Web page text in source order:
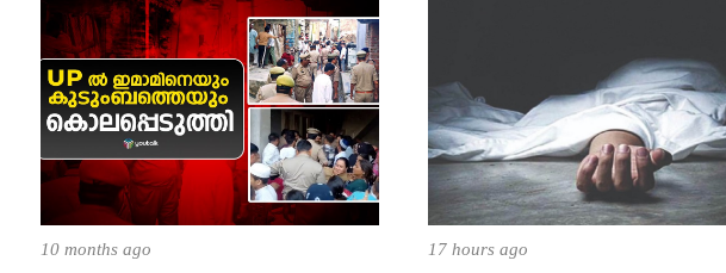
10 months ago 17 hours ago